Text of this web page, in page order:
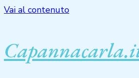
Vai al contenuto